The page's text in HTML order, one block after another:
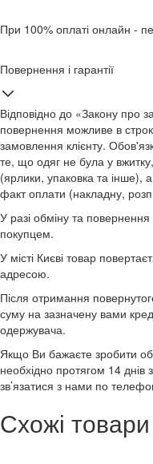
При 100% оплаті онлайн -
Повернення і гарантії
Відповідно до «Закону про
повернення можливе в
замовлення клієнту.
те, що одяг не була у вжитку,
(ярлики, упаковка та інше),
факт оплати (накладну,
У разі обміну та повернення
покупцем.
У місті Києві товар
адресою.
Після отримання
суму на зазначену вами
одержувача.
Якщо Ви бажаєте зробити
необхідно протягом 14
зв’язатися з нами по
Схожі товари